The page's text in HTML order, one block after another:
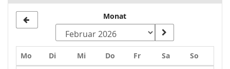
Monat
Mo Montag
DiDienstag
MiMittwoch
Do Donnerstag
FrFreitagSaSamstag
So